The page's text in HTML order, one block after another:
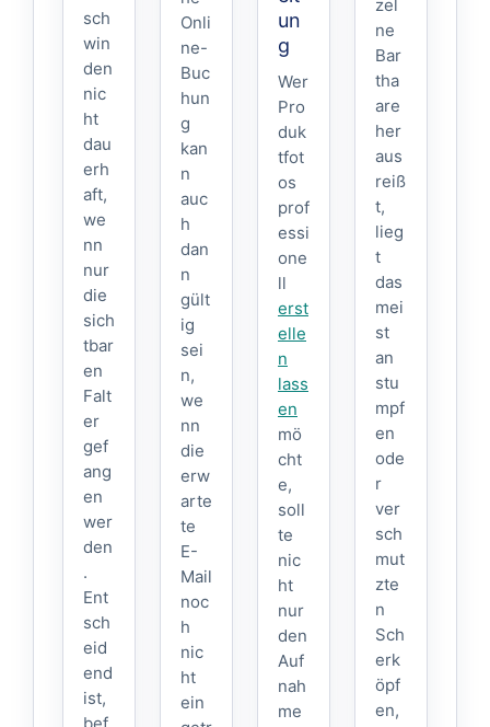
sch
win
den
nic
ht
dau
erh
aft,
we
nn
nur
die
sich
tbar
en
Falt
er
gef
ang
en
wer
den
.
Ent
sch
eid
end
ist,
Onli
ne-
Buc
hun
g
kan
n
auc
h
dan
n
gült
ig
sei
n,
we
nn
die
erw
arte
te
E-
Mail
noc
h
nic
ht
ein
un
g
Wer
Pro
duk
tfot
os
prof
essi
one
ll
erst
elle
n
lass
en
mö
cht
e,
soll
te
nic
ht
nur
den
Auf
nah
me
zel
ne
Bar
tha
are
her
aus
reiß
t,
lieg
t
das
mei
st
an
stu
mpf
en
ode
r
ver
sch
mut
zte
n
Sch
erk
öpf
en,